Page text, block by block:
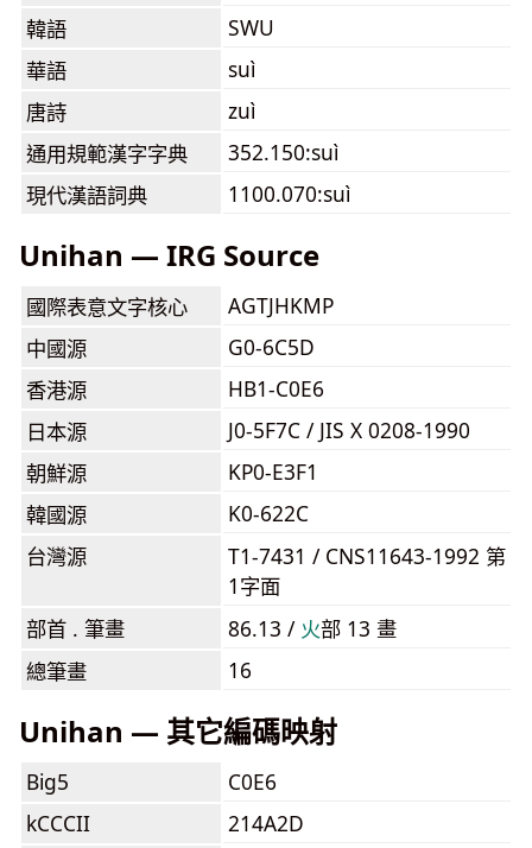
韓語
SWU
華語
suì
唐詩
zuì
通用規範漢字字典
352.150:suì
現代漢語詞典
1100.070:suì
Unihan — IRG Source
國際表意文字核心
AGTJHKMP
中國源
G0-6C5D
香港源
HB1-C0E6
日本源
J0-5F7C / JIS X 0208-1990
朝鮮源
KP0-E3F1
韓國源
K0-622C
台灣源
T1-7431 / CNS11643-1992 第
1字面
部首 . 筆畫
86.13 / ⽕部 13 畫
總筆畫
16
Unihan — 其它編碼映射
Big5
C0E6
kCCCII
214A2D